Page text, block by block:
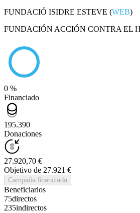
FUNDACIÓ ISIDRE ESTEVE (WEB)
FUNDACIÓN ACCIÓN CONTRA EL
0 %
Financiado
195.390
Donaciones
27.920,70 €
Objetivo de 27.921 €
Campaña financiada
Beneficiarios
75directos
235indirectos